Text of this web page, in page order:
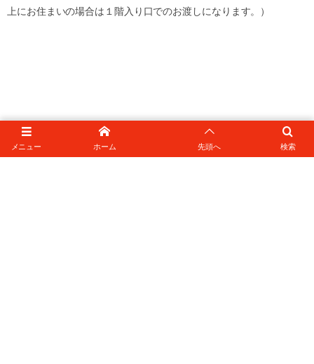
上にお住まいの場合は１階入り口でのお渡しになります。）
メニュー 検索
ホーム 先頭へ